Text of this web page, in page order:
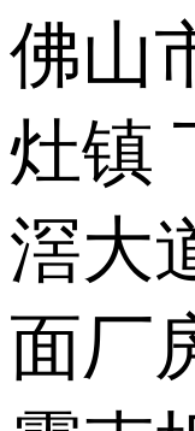
佛山
灶镇
滘大
面厂